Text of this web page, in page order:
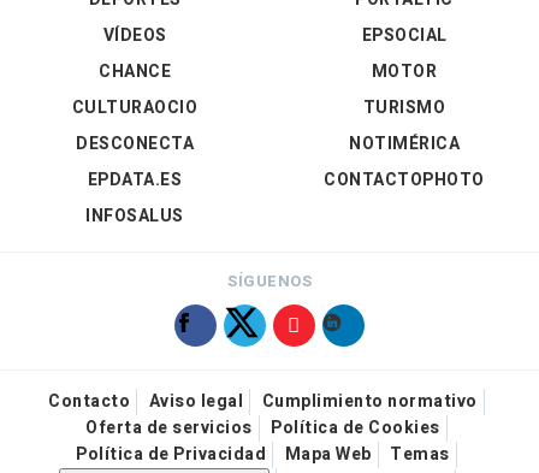
VÍDEOS
EPSOCIAL
CHANCE
CULTURAOCIO
DESCONECTA
EPDATA.ES
INFOSALUS
MOTOR
TURISMO
NOTIMÉRICA
CONTACTOPHOTO
SÍGUENOS
Contacto Aviso legal
Cumplimiento normativo
Oferta de servicios
Política de Cookies
Política de Privacidad
Mapa Web
Temas